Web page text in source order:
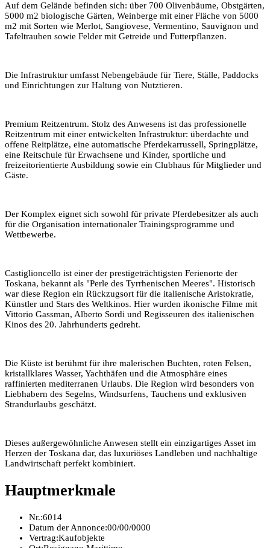
Auf dem Gelände befinden sich: über 700 Olivenbäume, Obstgärten,
5000 m2 biologische Gärten, Weinberge mit einer Fläche von 5000
m2 mit Sorten wie Merlot, Sangiovese, Vermentino, Sauvignon und
Tafeltrauben sowie Felder mit Getreide und Futterpflanzen.
Die Infrastruktur umfasst Nebengebäude für Tiere, Ställe, Paddocks
und Einrichtungen zur Haltung von Nutztieren.
Premium Reitzentrum. Stolz des Anwesens ist das professionelle
Reitzentrum mit einer entwickelten Infrastruktur: überdachte und
offene Reitplätze, eine automatische Pferdekarrussell, Springplätze,
eine Reitschule für Erwachsene und Kinder, sportliche und
freizeitorientierte Ausbildung sowie ein Clubhaus für Mitglieder und
Gäste.
Der Komplex eignet sich sowohl für private Pferdebesitzer als auch
für die Organisation internationaler Trainingsprogramme und
Wettbewerbe.
Castiglioncello ist einer der prestigeträchtigsten Ferienorte der
Toskana, bekannt als "Perle des Tyrrhenischen Meeres". Historisch
war diese Region ein Rückzugsort für die italienische Aristokratie,
Künstler und Stars des Weltkinos. Hier wurden ikonische Filme mit
Vittorio Gassman, Alberto Sordi und Regisseuren des italienischen
Kinos des 20. Jahrhunderts gedreht.
Die Küste ist berühmt für ihre malerischen Buchten, roten Felsen,
kristallklares Wasser, Yachthäfen und die Atmosphäre eines
raffinierten mediterranen Urlaubs. Die Region wird besonders von
Liebhabern des Segelns, Windsurfens, Tauchens und exklusiven
Strandurlaubs geschätzt.
Dieses außergewöhnliche Anwesen stellt ein einzigartiges Asset im
Herzen der Toskana dar, das luxuriöses Landleben und nachhaltige
Landwirtschaft perfekt kombiniert.
Hauptmerkmale
Nr.:6014
Datum der Annonce:00/00/0000
Vertrag:Kaufobjekte